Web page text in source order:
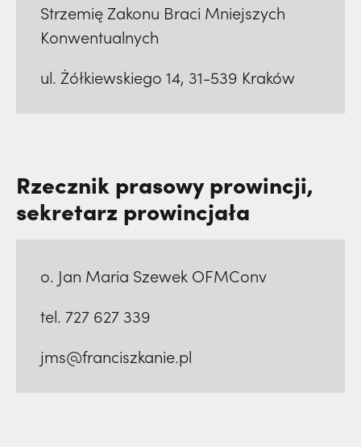
Strzemię Zakonu Braci Mniejszych
Konwentualnych
ul. Żółkiewskiego 14, 31-539 Kraków
Rzecznik prasowy prowincji,
sekretarz prowincjała
o. Jan Maria Szewek OFMConv
tel. 727 627 339
jms@franciszkanie.pl